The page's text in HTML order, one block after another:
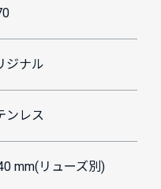
ジナル
ンレス
mm(リューズ別)